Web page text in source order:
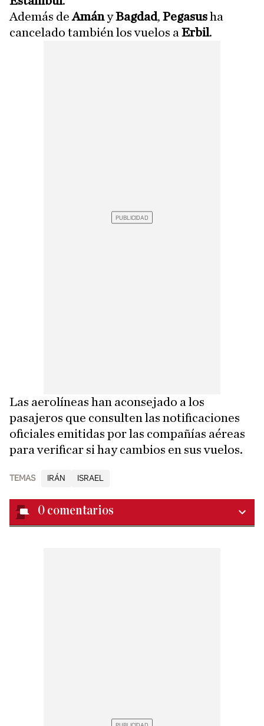
Además deAmányBagdad, Pegasusha
cancelado también los vuelos a Erbil.
Las aerolíneas han aconsejado a los
pasajeros que consulten las notificaciones
oficiales emitidas por las compañías aéreas
para verificar si hay cambios en sus vuelos.
TEMAS IRÁN ISRAEL
0 comentarios